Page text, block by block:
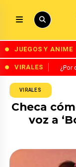
JUEGOS Y ANIME
VIRALES ¿Por
VIRALES
Checa
voz a